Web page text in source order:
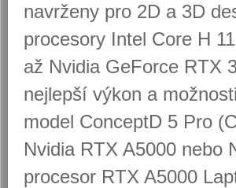
na­vr­že­ny pro 2D a 3D
pro­ce­so­ry Intel Core H
až Nvi­dia Ge­For­ce RTX
nej­lep­ší výkon a
model Con­ceptD 5 Pro
Nvi­dia RTX A5000 nebo
pro­ce­sor RTX A5000